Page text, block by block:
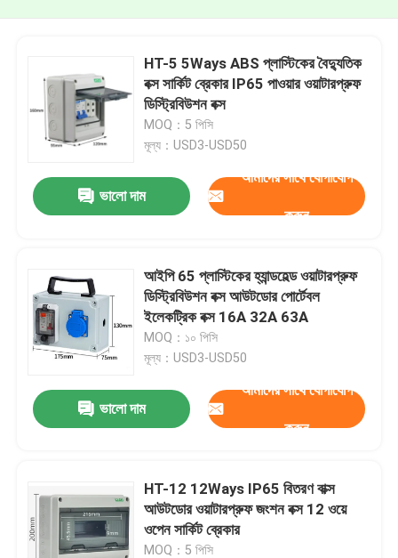
HT-5 5Ways ABS প্লাস্টিকের বৈদ্যুতিক
বক্স সার্কিট ব্রেকার IP65 পাওয়ার ওয়াটারপ্রুফ
ডিস্ট্রিবিউশন বক্স
MOQ：5 পিসি
মূল্য：USD3-USD50
ভালো দাম
আমাদের সাথে যোগাযোগ
করুন
আইপি 65 প্লাস্টিকের হ্যান্ডহেল্ড ওয়াটারপ্রুফ
ডিস্ট্রিবিউশন বক্স আউটডোর পোর্টেবল
ইলেকট্রিক বক্স 16A 32A 63A
MOQ：১০ পিসি
মূল্য：USD3-USD50
ভালো দাম
আমাদের সাথে যোগাযোগ
করুন
HT-12 12Ways IP65 বিতরণ বাক্স
আউটডোর ওয়াটারপ্রুফ জংশন বক্স 12 ওয়ে
ওপেন সার্কিট ব্রেকার
MOQ：5 পিসি